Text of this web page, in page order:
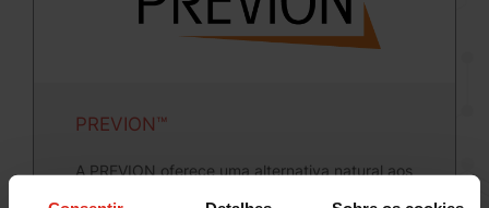
PREVION™
A PREVION oferece uma alternativa natural aos
conservantes sintéticos destinados a estender o